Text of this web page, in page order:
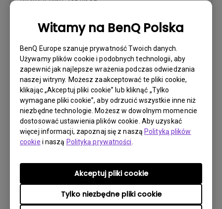
Witamy na BenQ Polska
BenQ Europe szanuje prywatność Twoich danych.
Używamy plików cookie i podobnych technologii, aby
zapewnić jak najlepsze wrażenia podczas odwiedzania
naszej witryny. Możesz zaakceptować te pliki cookie,
klikając „Akceptuj pliki cookie” lub kliknąć „Tylko
wymagane pliki cookie”, aby odrzucić wszystkie inne niż
niezbędne technologie. Możesz w dowolnym momencie
dostosować ustawienia plików cookie. Aby uzyskać
więcej informacji, zapoznaj się z nasząPolityką plików
cookie i naszą Polityką prywatności
Tylko niezbędne pliki cookie
Akceptuj pliki cookie
Instrukcja obsługi
Product Carbon Footprint Statement
Aktualizuj:2026/07/09
Język:General